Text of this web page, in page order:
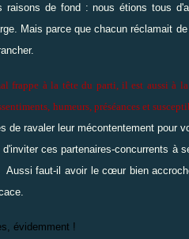
raisons de fond : nous étions tous
Mais parce que chacun réclamait
frappe à la tête du parti, il est aussi à
humeurs, préséances et
de ravaler leur mécontentement pour
ces partenaires-concurrents à
Aussi faut-il avoir le cœur bien
évidemment !